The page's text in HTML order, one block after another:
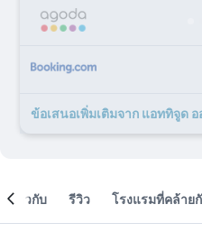
ข้อเสนอเพิ่มเติมจาก แอททิจูด
เกี่ยวกับ รีวิว โรงแรมที่คล้าย